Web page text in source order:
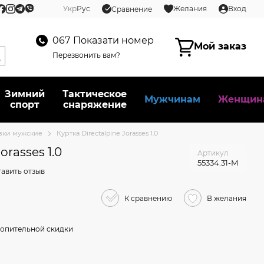
УкрРус Сравнение Желания Вход
067 Показати номер
Перезвонить вам?
Мой заказ
Зимний
спорт
Тактическое
снаряжение
Мужчинам
мужские Куртка Directalpine Jorasses 1.0
1.0 Артикул
55334.31-M
отзыв
К сравнению В желания
скидки